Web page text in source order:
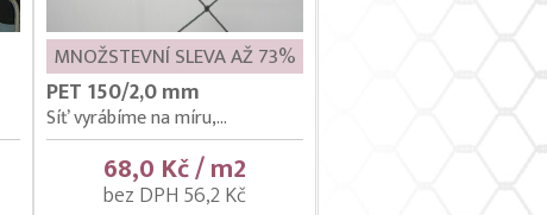
MNOŽSTEVNÍ SLEVA AŽ 73%
PET 150/2,0 mm
Síť vyrábíme na míru,...
68,0 Kč / m2
bez DPH 56,2 Kč